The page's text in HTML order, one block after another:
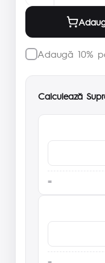
Adaugă 10%
Calculează